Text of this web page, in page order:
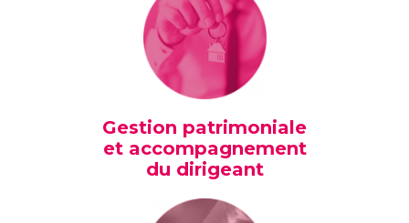
Gestion patrimoniale
et accompagnement
du dirigeant